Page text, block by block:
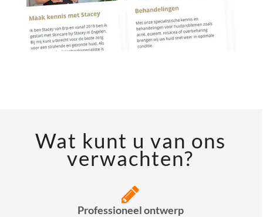
Wat kunt u van ons
verwachten?
Professioneel ontwerp